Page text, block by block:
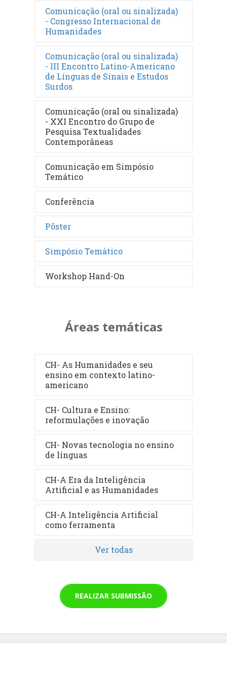
Comunicação (oral ou sinalizada)
- Congresso Internacional de
Humanidades
Comunicação (oral ou sinalizada)
- III Encontro Latino-Americano
de Línguas de Sinais e Estudos
Surdos
Comunicação (oral ou sinalizada)
- XXI Encontro do Grupo de
Pesquisa Textualidades
Contemporâneas
Comunicação em Simpósio
Temático
Conferência
Pôster
Simpósio Temático
Workshop Hand-On
Áreas temáticas
CH- As Humanidades e seu
ensino em contexto latino-
americano
CH- Cultura e Ensino:
reformulações e inovação
CH- Novas tecnologia no ensino
de línguas
CH-A Era da Inteligência
Artificial e as Humanidades
CH-A Inteligência Artificial
como ferramenta
Ver todas
REALIZAR SUBMISSÃO